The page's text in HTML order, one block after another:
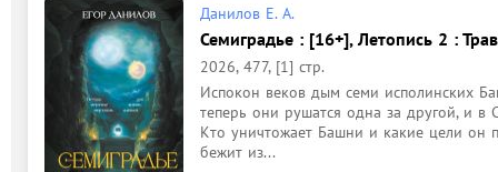
Данилов Е. А.
Семиградье : [16+], Летопись 2 :
2026, 477, [1] стр.
Испокон веков дым семи исполинских
теперь они рушатся одна за другой, и в
Кто уничтожает Башни и какие цели он
бежит из...